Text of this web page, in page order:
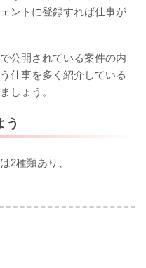
ントに登録すれば仕事が
公開されている案件の内
仕事を多く紹介している
しょう。
う
2種類あり、